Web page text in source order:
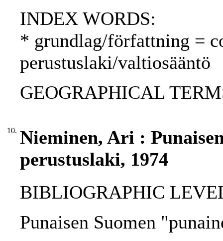
INDEX WORDS:
* grundlag/författning =
perustuslaki/valtiosääntö
GEOGRAPHICAL
10. Nieminen, Ari :
perustuslaki, 1974
BIBLIOGRAPHIC
Punaisen Suomen